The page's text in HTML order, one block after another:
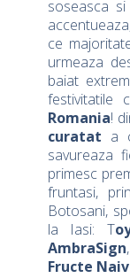
soseasca
ce
urmeaza
baiat
festivitatile
Romania!
curatat a
savureaza
primesc
fruntasi,
Botosani,
la Iasi: T
AmbraSign
Fructe